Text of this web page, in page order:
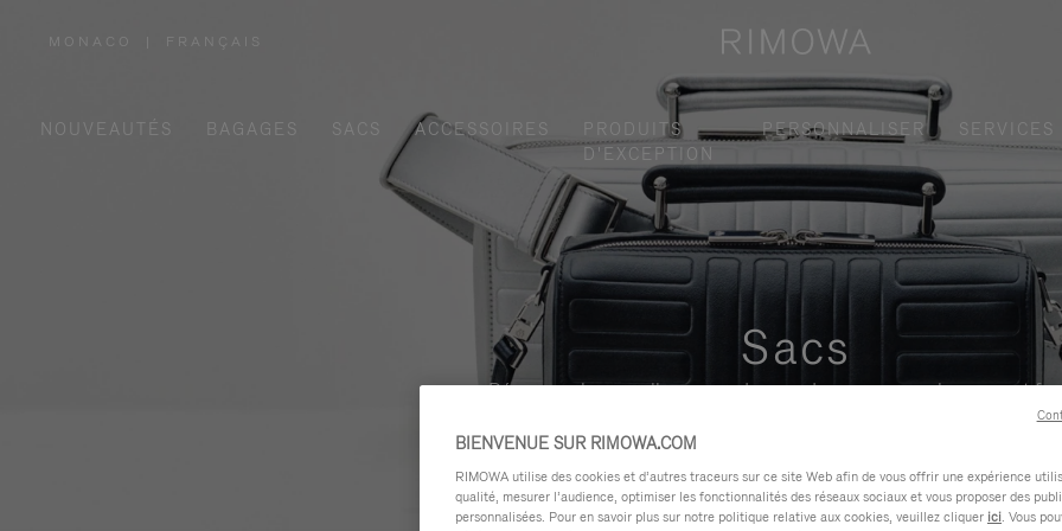
MONACO FRANÇAIS
NOUVEAUTÉS BAGAGES SACS ACCESSOIRES
PRODUITS
D'EXCEPTION
PERSONNALISER SERVICES
Sacs
Découvrez la nouvelle gamme de sacs de voyage pour hommes et
BIENVENUE SUR RIMOWA.COM
RIMOWA utilise des cookies et d’autres traceurs sur ce site Web afin de vous offrir une expérience
qualité, mesurer l’audience, optimiser les fonctionnalités des réseaux sociaux et vous proposer des
personnalisées. Pour en savoir plus sur notre politique relative aux cookies, veuillez cliquer ici. Vous